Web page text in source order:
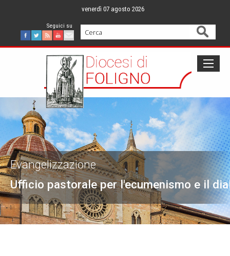
content
venerdì 07 agosto 2026
Facebook
Twitter
FeedYoutube
Mail
Cerca
Ufficio pastorale per l'ecumenismo e il
Evangelizzazione